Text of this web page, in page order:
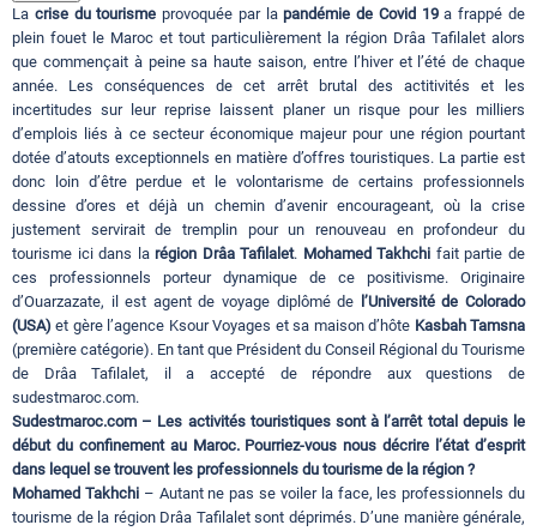
Contact
La crise du tourisme provoquée par lapandémie de Covid 19a frappé de
plein fouet le Maroc et tout particulièrement la région Drâa Tafilalet alors
que commençait à peine sa haute saison, entre l’hiver et l’été de chaque
année. Les conséquences de cet arrêt brutal des actitivités et les
incertitudes sur leur reprise laissent planer un risque pour les milliers
d’emplois liés à ce secteur économique majeur pour une région pourtant
dotée d’atouts exceptionnels en matière d’offres touristiques. La partie est
donc loin d’être perdue et le volontarisme de certains professionnels
dessine d’ores et déjà un chemin d’avenir encourageant, où la crise
justement servirait de tremplin pour un renouveau en profondeur du
tourisme ici dans larégion Drâa Tafilalet. Mohamed Takhchi fait partie de
ces professionnels porteur dynamique de ce positivisme. Originaire
d’Ouarzazate, il est agent de voyage diplômé de l’Université de Colorado
(USA) et gère l’agence Ksour Voyages et sa maison d’hôte Kasbah Tamsna
(première catégorie). En tant que Président du Conseil Régional du Tourisme
de Drâa Tafilalet, il a accepté de répondre aux questions de
sudestmaroc.com.
Sudestmaroc.com – Les activités touristiques sont à l’arrêt total depuis le
début du confinement au Maroc. Pourriez-vous nous décrire l’état d’esprit
dans lequel se trouvent les professionnels du tourisme de la région ?
Mohamed Takhchi– Autant ne pas se voiler la face, les professionnels du
tourisme de la région Drâa Tafilalet sont déprimés. D’une manière générale,